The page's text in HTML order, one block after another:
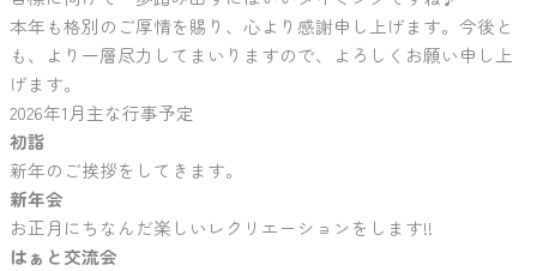
本年も格別のご厚情を賜り、心より感謝申し上げます。今後と
も、より一層尽力してまいりますので、よろしくお願い申し上
げます。
2026年1月主な行事予定
初詣
新年のご挨拶をしてきます。
新年会
お正月にちなんだ楽しいレクリエーションをします!!
はぁと交流会